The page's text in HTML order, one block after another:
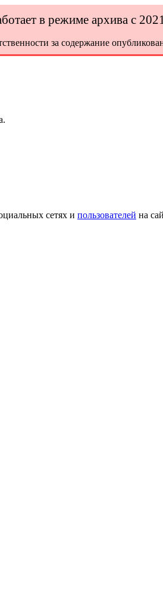
в режиме архива с
за содержание
сетях и пользователей на